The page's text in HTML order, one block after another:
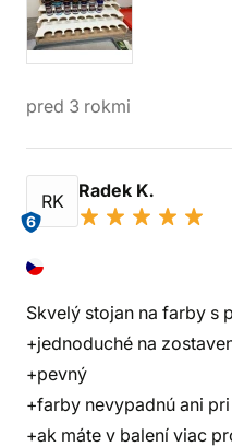
pred 3 rokmi
RK
6
Radek K.
Skvelý stojan na farby s
+jednoduché na
+pevný
+farby nevypadnú ani
+ak máte v balení viac